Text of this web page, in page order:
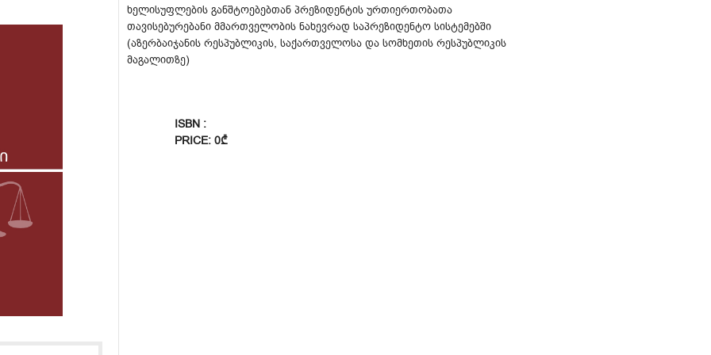
ხელისუფლების განშტოებებთან პრეზიდენტის ურთიერთობათა
თავისებურებანი მმართველობის ნახევრად საპრეზიდენტო სისტემებში
(აზერბაიჯანის რესპუბლიკის, საქართველოსა და სომხეთის რესპუბლიკის
მაგალითზე)
ISBN :
PRICE: 0₾